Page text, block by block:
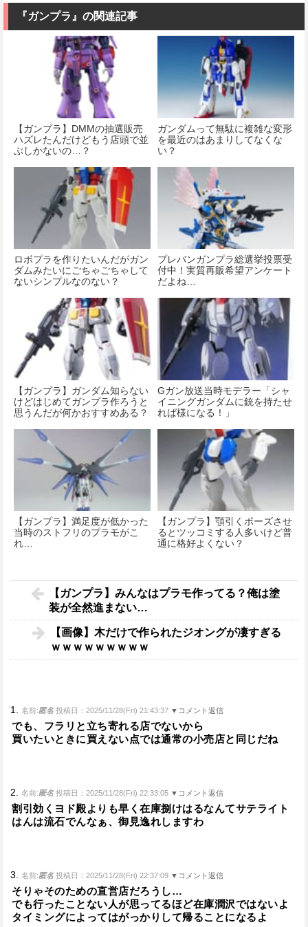
『ガンプラ』の関連記事
【ガンプラ】DMMの抽選販売
ハズレたんだけどもう店頭で並
ぶしかないの…？
ガンダムって無駄に複雑な変形
を最近のはあまりしてなくな
い？
ロボプラを作りたいんだがガン
ダムみたいにごちゃごちゃして
ないシンプルなのない？
プレバンガンプラ総選挙投票受
付中！実質再販希望アンケート
だよね…
【ガンプラ】ガンダム知らない
けどはじめてガンプラ作ろうと
思うんだが何かおすすめある？
Gガン放送当時モデラー「シャ
イニングガンダムに銃を持たせ
れば様になる！」
【ガンプラ】満足度が低かった
当時のストフリのプラモがこ
れ…
【ガンプラ】顎引くポーズさせ
るとツッコミする人多いけど普
通に格好よくない？
【ガンプラ】みんなはプラモ作ってる？俺は塗
装が全然進まない…
【画像】木だけで作られたジオングが凄すぎる
ｗｗｗｗｗｗｗｗｗ
1. 名前:匿名 投稿日：2025/11/28(Fri) 21:43:37 ▼コメント返信
でも、フラリと立ち寄れる店でないから
買いたいときに買えない点では通常の小売店と同じだね
2. 名前:匿名 投稿日：2025/11/28(Fri) 22:33:05 ▼コメント返信
割引効くヨド殿よりも早く在庫捌けはるなんてサテライト
はんは流石でんなぁ、御見逸れしますわ
3. 名前:匿名 投稿日：2025/11/28(Fri) 22:37:09 ▼コメント返信
そりゃそのための直営店だろうし…
でも行ったことない人が思ってるほど在庫潤沢ではないよ
タイミングによってはがっかりして帰ることになるよ